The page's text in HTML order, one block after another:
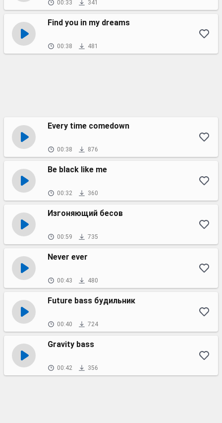
00:33 341
Find you in my dreams
00:38 481
Every time comedown
00:38 876
Be black like me
00:32 360
Изгоняющий бесов
00:59 735
Never ever
00:43 480
Future bass будильник
00:40 724
Gravity bass
00:42 356